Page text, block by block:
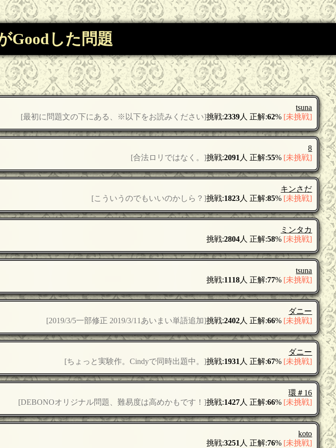
Goodした問題
tsuna
挑戦:2339人 正解:62% [未挑戦]
[最初に問題文の下にある、※以下をお読みください]
8
挑戦:2091 人 正解:55% [未挑戦]
[合法ロリではなく。]
キンさだ
挑戦:1823人 正解:85% [未挑戦]
[こういうのでもいいのかしら？]
ミンタカ
挑戦:2804人 正解:58% [未挑戦]
tsuna
挑戦:1118人 正解:77% [未挑戦]
ダニー
挑戦:2402人 正解:66% [未挑戦]
[2019/3/5一部修正 2019/3/11あいまい単語追加]
ダニー
挑戦:1931 人 正解:67% [未挑戦]
[ちょっと実験作。Cindyで同時出題中。]
環＃16
挑戦:1427人 正解:66% [未挑戦]
[DEBONOオリジナル問題、難易度は高めかもです！]
koto
挑戦:3251 人 正解:76% [未挑戦]